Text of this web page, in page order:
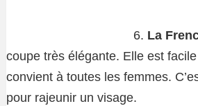
6. La
coupe très élégante. Elle est
convient à toutes les femmes.
pour rajeunir un visage.